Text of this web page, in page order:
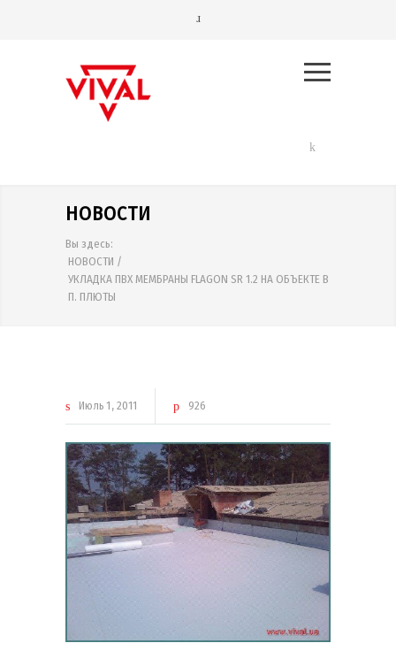
НОВОСТИ
Вы здесь:
НОВОСТИ /
УКЛАДКА ПВХ МЕМБРАНЫ FLAGON SR 1.2 НА ОБЪЕКТЕ В
П. ПЛЮТЫ
Июль 1 2011 926